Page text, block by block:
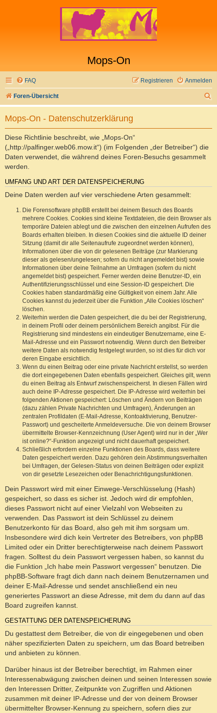
Mops-On
FAQ Anmelden
Registrieren
Foren-Übersicht
u
Mops-On - Datenschutzerklärung
Diese Richtlinie beschreibt, wie „Mops-On“
(„http://palfinger.web06.mow.it“) (im Folgenden „der Betreiber“) die
Daten verwendet, die während deines Foren-Besuchs gesammelt
werden.
UMFANG UND ART DER DATENSPEICHERUNG
Deine Daten werden auf vier verschiedene Arten gesammelt:
Die Forensoftware phpBB erstellt bei deinem Besuch des Boards
mehrere Cookies. Cookies sind kleine Textdateien, die dein Browser als
temporäre Dateien ablegt und die zwischen den einzelnen Aufrufen des
Boards erhalten bleiben. In diesen Cookies sind die aktuelle ID deiner
Sitzung (damit dir alle Seitenaufrufe zugeordnet werden können),
Informationen über die von dir gelesenen Beiträge (zur Markierung
dieser als gelesen/ungelesen; sofern du nicht angemeldet bist) sowie
Informationen über deine Teilnahme an Umfragen (sofern du nicht
angemeldet bist) gespeichert. Ferner werden deine Benutzer-ID, ein
Authentifizierungsschlüssel und eine Session-ID gespeichert. Die
Cookies haben standardmäßig eine Gültigkeit von einem Jahr. Alle
Cookies kannst du jederzeit über die Funktion „Alle Cookies löschen“
löschen.
Weiterhin werden die Daten gespeichert, die du bei der Registrierung,
in deinem Profil oder deinem persönlichem Bereich angibst. Für die
Registrierung sind mindestens ein eindeutiger Benutzername, eine E-
Mail-Adresse und ein Passwort notwendig. Wenn durch den Betreiber
weitere Daten als notwendig festgelegt wurden, so ist dies für dich vor
deren Eingabe ersichtlich.
Wenn du einen Beitrag oder eine private Nachricht erstellst, so werden
die dort eingegebenen Daten ebenfalls gespeichert. Gleiches gilt, wenn
du einen Beitrag als Entwurf zwischenspeicherst. In diesen Fällen wird
auch deine IP-Adresse gespeichert. Die IP-Adresse wird weiterhin bei
folgenden Aktionen gespeichert: Löschen und Ändern von Beiträgen
(dazu zählen Private Nachrichten und Umfragen), Änderungen an
zentralen Profildaten (E-Mail-Adresse, Kontoaktivierung, Benutzer-
Passwort) und gescheiterte Anmeldeversuche. Die von deinem Browser
übermittelte Browser-Kennzeichnung (User Agent) wird nur in der „Wer
ist online?“-Funktion angezeigt und nicht dauerhaft gespeichert.
Schließlich erfordern einzelne Funktionen des Boards, dass weitere
Daten gespeichert werden. Dazu gehören dein Abstimmungsverhalten
bei Umfragen, der Gelesen-Status von deinen Beiträgen oder explizit
von dir gesetzte Lesezeichen oder Benachrichtigungsfunktionen.
Dein Passwort wird mit einer Einwege-Verschlüsselung (Hash)
gespeichert, so dass es sicher ist. Jedoch wird dir empfohlen,
dieses Passwort nicht auf einer Vielzahl von Webseiten zu
verwenden. Das Passwort ist dein Schlüssel zu deinem
Benutzerkonto für das Board, also geh mit ihm sorgsam um.
Insbesondere wird dich kein Vertreter des Betreibers, von phpBB
Limited oder ein Dritter berechtigterweise nach deinem Passwort
fragen. Solltest du dein Passwort vergessen haben, so kannst du
die Funktion „Ich habe mein Passwort vergessen“ benutzen. Die
phpBB-Software fragt dich dann nach deinem Benutzernamen und
deiner E-Mail-Adresse und sendet anschließend ein neu
generiertes Passwort an diese Adresse, mit dem du dann auf das
Board zugreifen kannst.
GESTATTUNG DER DATENSPEICHERUNG
Du gestattest dem Betreiber, die von dir eingegebenen und oben
näher spezifizierten Daten zu speichern, um das Board betreiben
und anbieten zu können.
Darüber hinaus ist der Betreiber berechtigt, im Rahmen einer
Interessenabwägung zwischen deinen und seinen Interessen sowie
den Interessen Dritter, Zeitpunkte von Zugriffen und Aktionen
zusammen mit deiner IP-Adresse und der von deinem Browser
übermittelter Browser-Kennung zu speichern, sofern dies zur